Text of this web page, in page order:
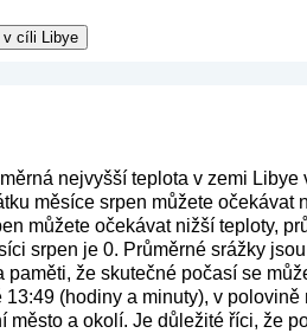
v cíli Libye
nejvyšší teplota v zemi
měsíce srpen můžete očekávat
můžete očekávat nižší teploty,
srpen je 0. Průměrné srážky jsou
že skutečné počasí se
(hodiny a minuty), v
a okolí. Je důležité říci, že